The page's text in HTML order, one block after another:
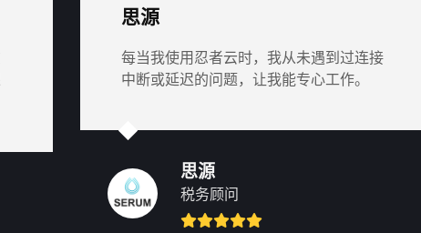
思源
每当我使用忍者云时，我从未遇到过连接
中断或延迟的问题，让我能专心工作。
思源
税务顾问